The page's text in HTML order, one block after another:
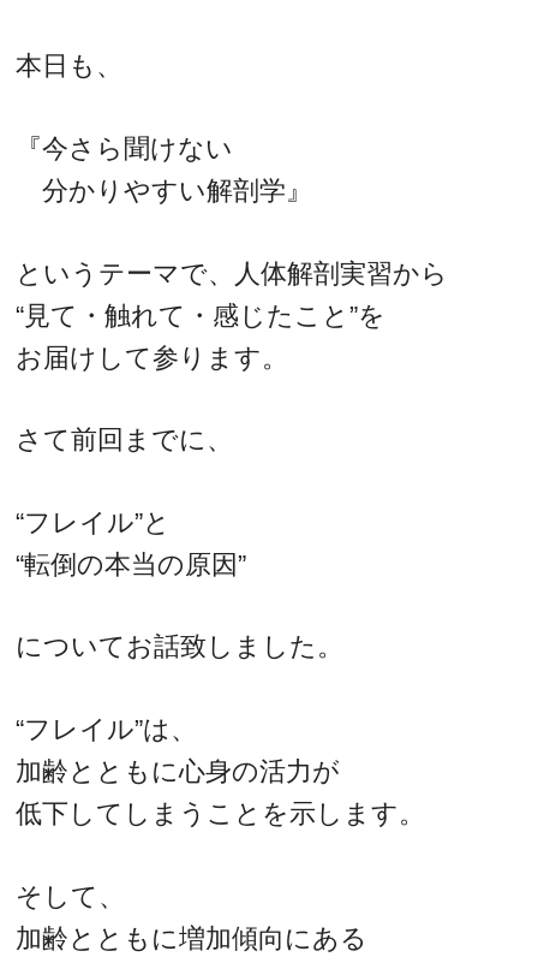
本日も、
『今さら聞けない
分かりやすい解剖学』
というテーマで、人体解剖実習から
“見て・触れて・感じたこと”を
お届けして参ります。
さて前回までに、
“フレイル”と
“転倒の本当の原因”
についてお話致しました。
“フレイル”は、
加齢とともに心身の活力が
低下してしまうことを示します。
そして、
加齢とともに増加傾向にある